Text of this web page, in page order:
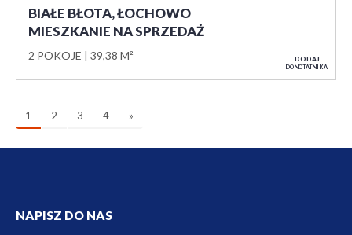
BIAŁE BŁOTA, ŁOCHOWO
MIESZKANIE NA SPRZEDAŻ
2 POKOJE 39,38 M² DODAJ
DO NOTATNIKA
1 2 3 4 »
NAPISZ DO NAS